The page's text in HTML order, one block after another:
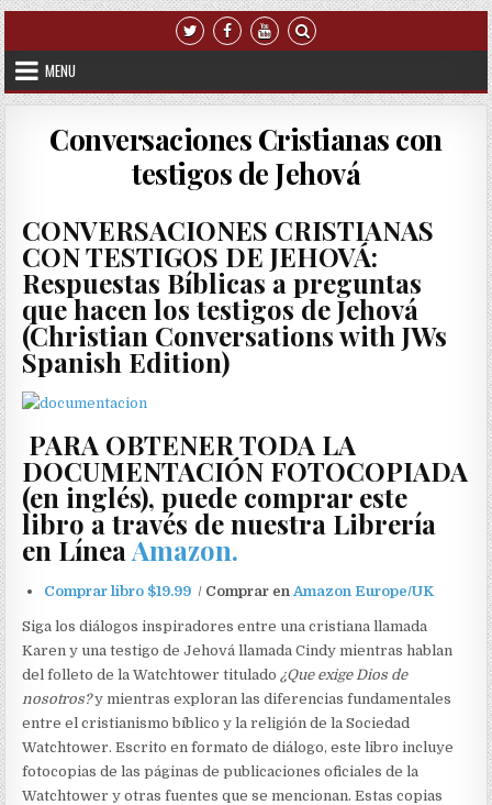
Skip to content
MENU
Conversaciones Cristianas con
testigos de Jehová
CONVERSACIONES CRISTIANAS
CON TESTIGOS DE JEHOVÁ:
Respuestas Bíblicas a preguntas
que hacen los testigos de Jehová
(Christian Conversations with JWs
Spanish Edition)
PARA OBTENER TODA LA
DOCUMENTACIÓN FOTOCOPIADA
(en inglés), puede comprar este
libro a través de nuestra Librería
en LíneaAmazon.
Comprar libro $19.99 / Comprar en Amazon Europe/UK
Siga los diálogos inspiradores entre una cristiana llamada
Karen y una testigo de Jehová llamada Cindy mientras hablan
del folleto de la Watchtower titulado ¿Que exige Dios de
nosotros?y mientras exploran las diferencias fundamentales
entre el cristianismo bíblico y la religión de la Sociedad
Watchtower. Escrito en formato de diálogo, este libro incluye
fotocopias de las páginas de publicaciones oficiales de la
Watchtower y otras fuentes que se mencionan. Estas copias